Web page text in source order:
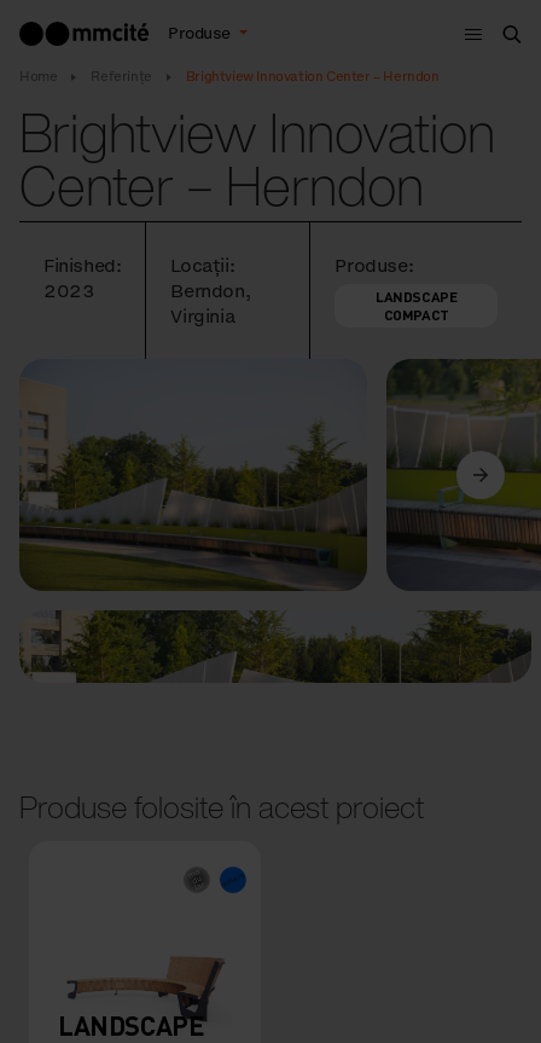
Produse
Meniu
Home Referințe Brightview Innovation Center – Herndon
Brightview Innovation
Center – Herndon
Finished:
2023
Locații:
Berndon,
Virginia
Produse:
LANDSCAPE
COMPACT
Anterior Următorul
Produse folosite în acest proiect
LANDSCAPE